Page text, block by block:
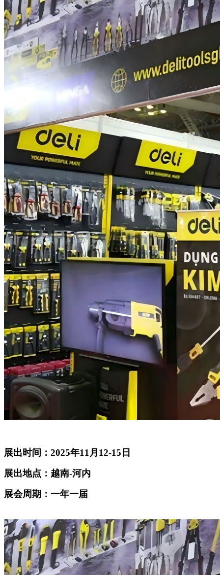
展出时间：2025年11月12-15日
展出地点：越南-河内
展会周期：一年一届